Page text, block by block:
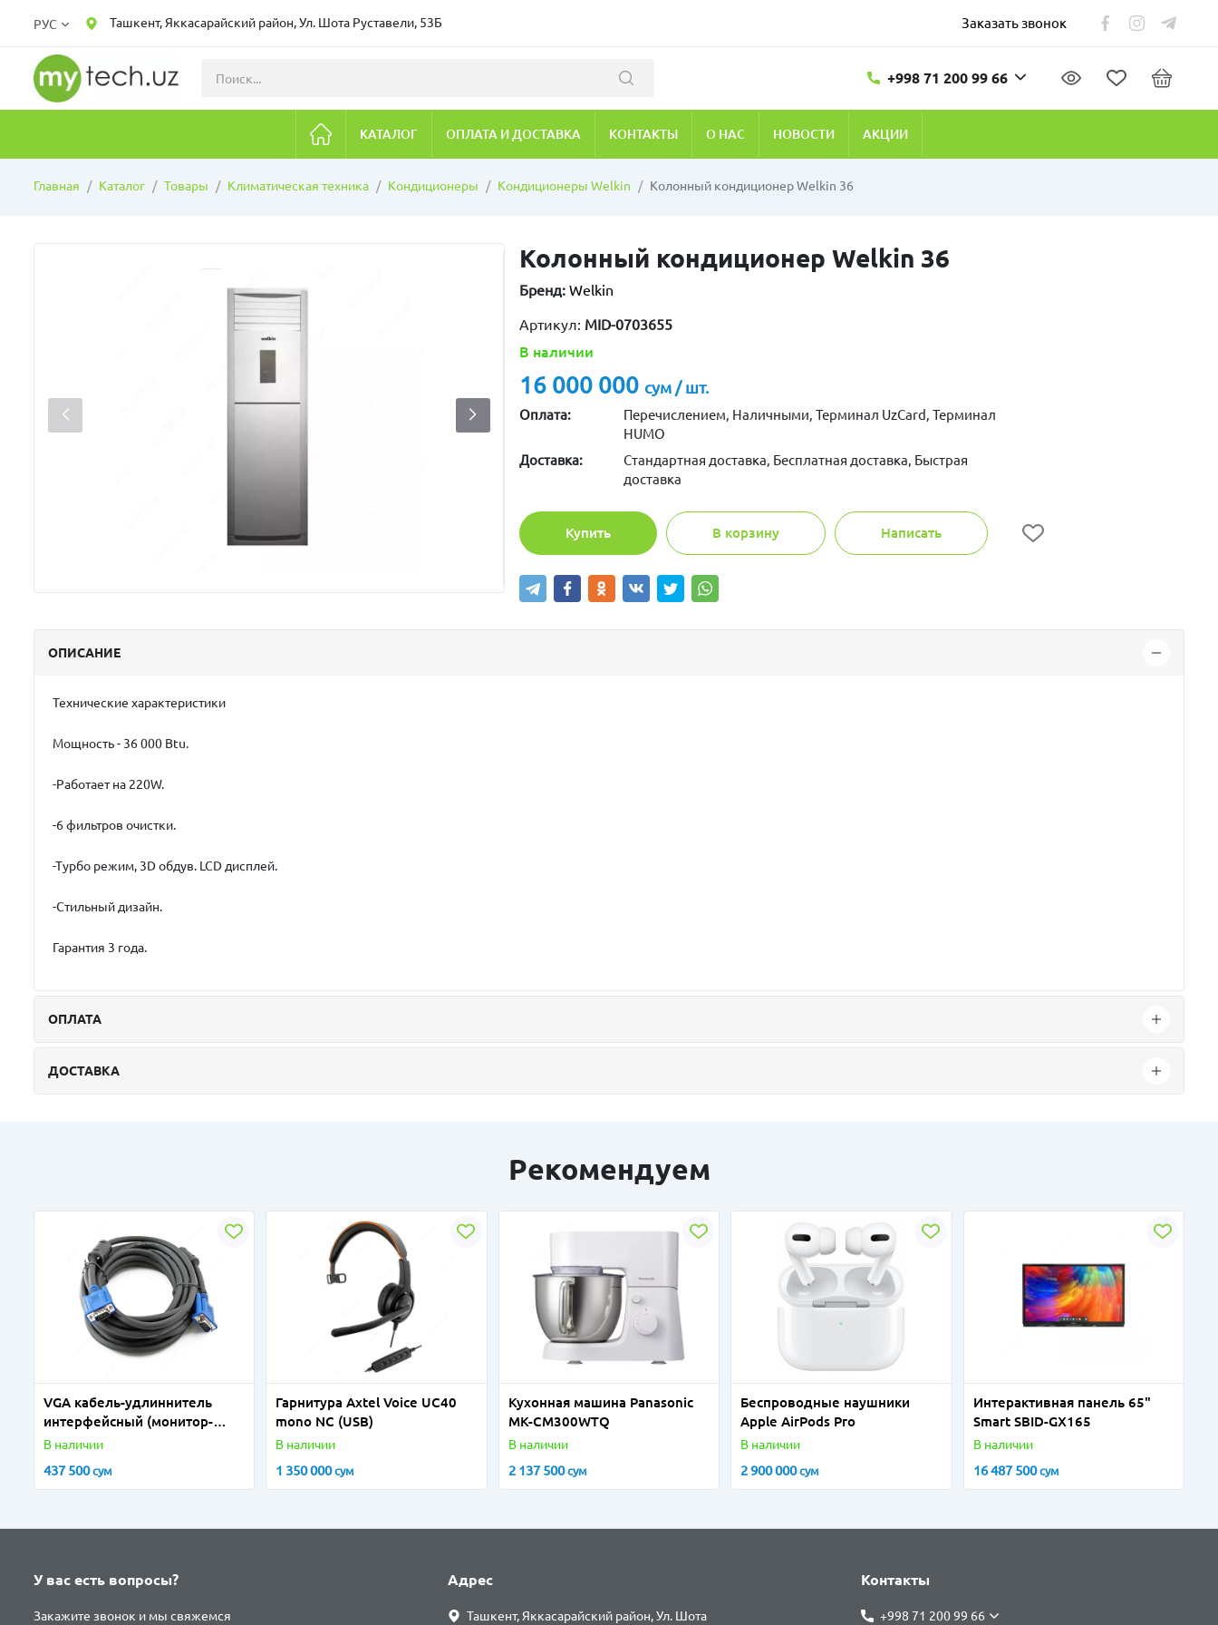
РУС Ташкент, Яккасарайский район, Ул. Шота Руставели, 53Б Заказать звонок
+998 71 200 99 66
КАТАЛОГ ОПЛАТА И ДОСТАВКА КОНТАКТЫ О НАС НОВОСТИ АКЦИИ
Главная Каталог Товары Климатическая техника Кондиционеры Кондиционеры Welkin Колонный кондиционер Welkin 36
Колонный кондиционер Welkin 36
Бренд: Welkin
Артикул: MID-0703655
В наличии
16 000 000 сум / шт.
Оплата:
Перечислением, Наличными, Терминал UzCard, Терминал
HUMO
Доставка:
Стандартная доставка, Бесплатная доставка, Быстрая
доставка
Купить В корзину Написать
ОПИСАНИЕ
Технические характеристики
Мощность - 36 000 Btu.
-Работает на 220W.
-6 фильтров очистки.
-Турбо режим, 3D обдув. LCD дисплей.
-Стильный дизайн.
Гарантия 3 года.
ОПЛАТА
ДОСТАВКА
Рекомендуем
VGA кабель-удлиннитель
интерфейсный (монитор-
компьютер) 20m
В наличии
437 500сум
Гарнитура Axtel Voice UC40
mono NC (USB)
В наличии
1 350 000сум
Кухонная машина Panasonic
MK-CM300WTQ
В наличии
2 137 500сум
Беспроводные наушники
Apple AirPods Pro
В наличии
2 900 000сум
Интерактивная панель 65"
Smart SBID-GX165
В наличии
16 487 500сум
У вас есть вопросы?
Закажите звонок и мы свяжемся
Адрес
Ташкент, Яккасарайский район, Ул. Шота
Контакты
+998 71 200 99 66